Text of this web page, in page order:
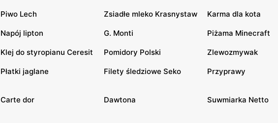
Piwo Lech Zsiadłe mleko Krasnystaw Karma dla kota
Napój lipton G. Monti Piżama Minecraft
Klej do styropianu Ceresit Pomidory Polski Zlewozmywak
Płatki jaglane Filety śledziowe Seko Przyprawy
Carte dor Dawtona Suwmiarka Netto